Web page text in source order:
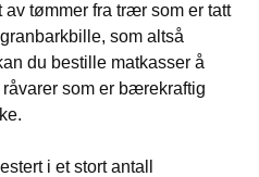
av tømmer fra trær som er tatt
som altså
du bestille matkasser å
som er bærekraftig
i et stort antall